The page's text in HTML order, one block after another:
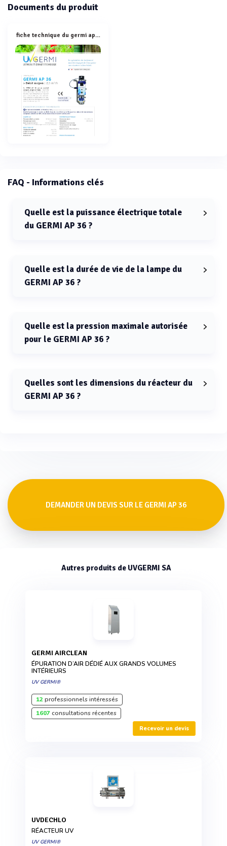
Documents du produit
fiche technique du germi ap 36
FAQ - Informations clés
Quelle est la puissance électrique totale
du GERMI AP 36 ?
Quelle est la durée de vie de la lampe du
GERMI AP 36 ?
Quelle est la pression maximale autorisée
pour le GERMI AP 36 ?
Quelles sont les dimensions du réacteur du
GERMI AP 36 ?
DEMANDER UN DEVIS SUR LE GERMI AP 36
Autres produits de UVGERMI SA
GERMI AIRCLEAN
ÉPURATION D’AIR DÉDIÉ AUX GRANDS VOLUMES
INTÉRIEURS
UV GERMI®
12professionnels intéressés
1607consultations récentes
Recevoir un devis
UVDECHLO
RÉACTEUR UV
UV GERMI®